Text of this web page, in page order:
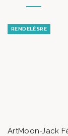
RENDELÉSRE
ArtMoon-Jack